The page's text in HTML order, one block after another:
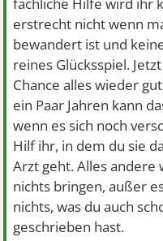
erstrecht nicht wenn
bewandert ist und
reines Glücksspiel.
Chance alles wieder
ein Paar Jahren kann
wenn es sich noch
Hilf ihr, in dem du sie
Arzt geht. Alles
nichts bringen, außer
nichts, was du auch
geschrieben hast.